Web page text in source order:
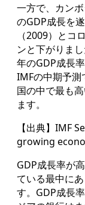
一方で、カン
のGDP成長を
（2009）とコ
ンと下がりま
年のGDP成長
IMFの中期予測
国の中で最も
ます。
【出典】IMF
growing
GDP成長率が
ている最中に
す。GDP成長